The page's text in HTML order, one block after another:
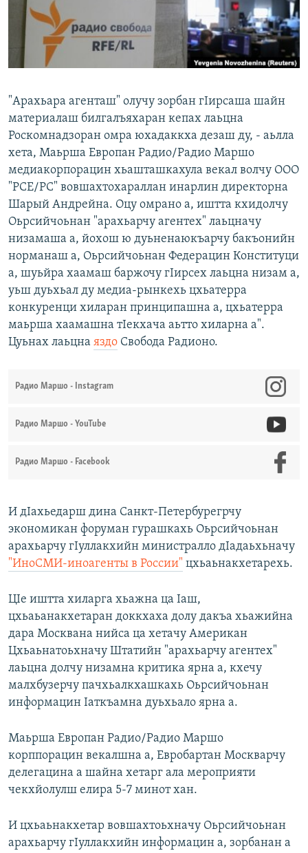
"Арахьара агенташ" олучу зорбан гIирсаша шайн
материалаш билгалъяхаран кепах лаьцна
Роскомнадзоран омра юхадаккха дезаш ду, - аьлла
хета, Маьрша Европан Радио/Радио Маршо
медиакорпорацин хьашташкахула векал волчу ООО
"РСЕ/РС" вовшахтохараллан инарлин директорна
Шарый Андрейна. Оцу омрано а, иштта кхидолчу
Оьрсийчоьнан "арахьарчу агентех" лаьцначу
низамаша а, йохош ю дуьненаюкъарчу бакъонийн
норманаш а, Оьрсийчоьнан Федерацин Конституци
а, шуьйра хаамаш баржочу гIирсех лаьцна низам а,
уьш дуьхьал ду медиа-рынкехь цхьатерра
конкуренци хиларан принципашна а, цхьатерра
маьрша хаамашна тIекхача аьтто хиларна а".
Цуьнах лаьцна яздо Свобода Радионо.
Радио Маршо - Instagram
Радио Маршо - YouTube
Радио Маршо - Facebook
И дIахьедарш дина Санкт-Петербурегрчу
экономикан форуман гурашкахь Оьрсийчоьнан
арахьарчу гIуллакхийн министралло дIадаьхьначу
"ИноСМИ-иноагенты в России" цхьаьнакхетарехь.
ЦIе иштта хиларга хьажна ца Iаш,
цхьаьанакхетаран доккхаха долу дакъа хьажийна
дара Москвана нийса ца хетачу Американ
Цхьаьнатоьхначу Штатийн "арахьарчу агентех"
лаьцна долчу низамна критика ярна а, кхечу
малхбузерчу пачхьалкхашкахь Оьрсийчоьнан
информацин Iаткъамна дуьхьало ярна а.
Маьрша Европан Радио/Радио Маршо
корппорацин векалшна а, Евробартан Москварчу
делегацина а шайна хетарг ала мероприяти
чекхйолулш елира 5-7 минот хан.
И цхьаьнакхетар вовшахтоьхначу Оьрсийчоьнан
арахьарчу гIуллакхийн информацин а, зорбанан а